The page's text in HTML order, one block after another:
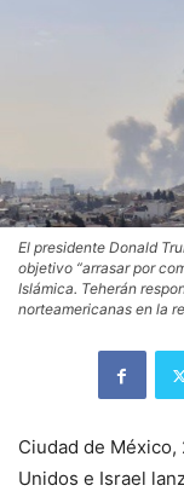
El presidente Donald
objetivo “arrasar por
Islámica. Teherán
norteamericanas en la
Ciudad de México,
Unidos e Israel